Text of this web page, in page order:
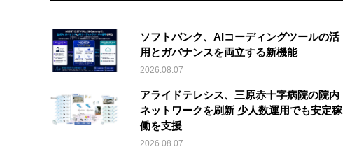
ソフトバンク、AIコーディングツールの活
用とガバナンスを両立する新機能
2026.08.07
アライドテレシス、三原赤十字病院の院内
ネットワークを刷新 少人数運用でも安定稼
働を支援
2026.08.07